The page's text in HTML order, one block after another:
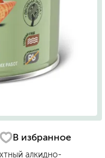
В избранное
алкидно-